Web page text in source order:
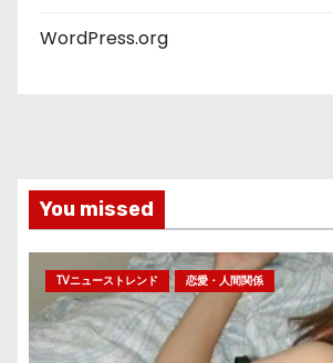
WordPress.org
You missed
TVニューストレンド 恋愛・人間関係